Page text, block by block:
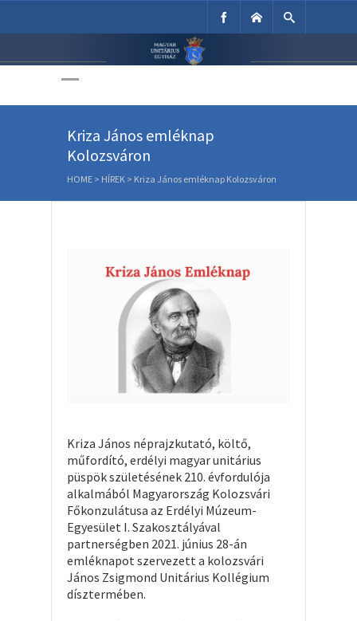
Unitárius Egyház
Kriza János emléknap
Kolozsváron
HOME > HÍREK > Kriza János emléknap Kolozsváron
Kriza János néprajzkutató, költő,
műfordító, erdélyi magyar unitárius
püspök születésének 210. évfordulója
alkalmából Magyarország Kolozsvári
Főkonzulátusa az Erdélyi Múzeum-
Egyesület I. Szakosztályával
partnerségben 2021. június 28-án
emléknapot szervezett a kolozsvári
János Zsigmond Unitárius Kollégium
dísztermében.